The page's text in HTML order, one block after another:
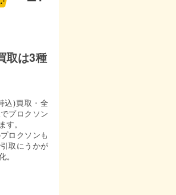
取は3種
込)買取・全
プロクソン
す。
ロクソンも
取にうかが